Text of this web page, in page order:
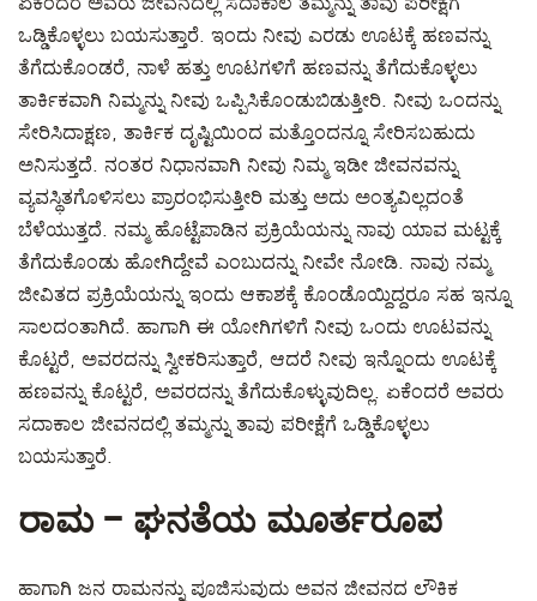
ಒಡ್ಡಿಕೊಳ್ಳಲು ಬಯಸುತ್ತಾರೆ. ಇಂದು ನೀವು ಎರಡು ಊಟಕ್ಕೆ ಹಣವನ್ನು
ತೆಗೆದುಕೊಂಡರೆ, ನಾಳೆ ಹತ್ತು ಊಟಗಳಿಗೆ ಹಣವನ್ನು ತೆಗೆದುಕೊಳ್ಳಲು
ತಾರ್ಕಿಕವಾಗಿ ನಿಮ್ಮನ್ನು ನೀವು ಒಪ್ಪಿಸಿಕೊಂಡುಬಿಡುತ್ತೀರಿ. ನೀವು ಒಂದನ್ನು
ಸೇರಿಸಿದಾಕ್ಷಣ, ತಾರ್ಕಿಕ ದೃಷ್ಟಿಯಿಂದ ಮತ್ತೊಂದನ್ನೂ ಸೇರಿಸಬಹುದು
ಅನಿಸುತ್ತದೆ. ನಂತರ ನಿಧಾನವಾಗಿ ನೀವು ನಿಮ್ಮ ಇಡೀ ಜೀವನವನ್ನು
ವ್ಯವಸ್ಥಿತಗೊಳಿಸಲು ಪ್ರಾರಂಭಿಸುತ್ತೀರಿ ಮತ್ತು ಅದು ಅಂತ್ಯವಿಲ್ಲದಂತೆ
ಬೆಳೆಯುತ್ತದೆ. ನಮ್ಮ ಹೊಟ್ಟೆಪಾಡಿನ ಪ್ರಕ್ರಿಯೆಯನ್ನು ನಾವು ಯಾವ ಮಟ್ಟಕ್ಕೆ
ತೆಗೆದುಕೊಂಡು ಹೋಗಿದ್ದೇವೆ ಎಂಬುದನ್ನು ನೀವೇ ನೋಡಿ. ನಾವು ನಮ್ಮ
ಜೀವಿತದ ಪ್ರಕ್ರಿಯೆಯನ್ನು ಇಂದು ಆಕಾಶಕ್ಕೆ ಕೊಂಡೊಯ್ದಿದ್ದರೂ ಸಹ ಇನ್ನೂ
ಸಾಲದಂತಾಗಿದೆ. ಹಾಗಾಗಿ ಈ ಯೋಗಿಗಳಿಗೆ ನೀವು ಒಂದು ಊಟವನ್ನು
ಕೊಟ್ಟರೆ, ಅವರದನ್ನು ಸ್ವೀಕರಿಸುತ್ತಾರೆ, ಆದರೆ ನೀವು ಇನ್ನೊಂದು ಊಟಕ್ಕೆ
ಹಣವನ್ನು ಕೊಟ್ಟರೆ, ಅವರದನ್ನು ತೆಗೆದುಕೊಳ್ಳುವುದಿಲ್ಲ. ಏಕೆಂದರೆ ಅವರು
ಸದಾಕಾಲ ಜೀವನದಲ್ಲಿ ತಮ್ಮನ್ನು ತಾವು ಪರೀಕ್ಷೆಗೆ ಒಡ್ಡಿಕೊಳ್ಳಲು
ಬಯಸುತ್ತಾರೆ.
ರಾಮ – ಘನತೆಯ ಮೂರ್ತರೂಪ
ಹಾಗಾಗಿ ಜನ ರಾಮನನ್ನು ಪೂಜಿಸುವುದು ಅವನ ಜೀವನದ ಲೌಕಿಕ